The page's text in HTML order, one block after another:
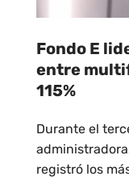
Fondo E
entre
115%
Durante el
registró los